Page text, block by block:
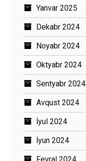
Yanvar 2025
Dekabr 2024
Noyabr 2024
Oktyabr 2024
Sentyabr 2024
Avqust 2024
İyul 2024
İyun 2024